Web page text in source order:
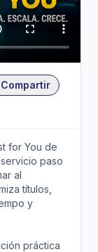
Compartir
for You de
paso
al
títulos,
y
práctica